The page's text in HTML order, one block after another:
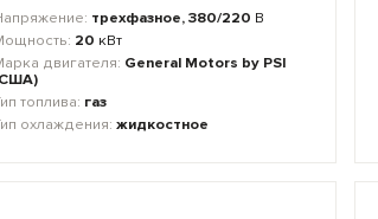
трехфазное, 380/220 В
20 кВт
двигателя: General Motors by PSI
топлива: газ
охлаждения:жидкостное